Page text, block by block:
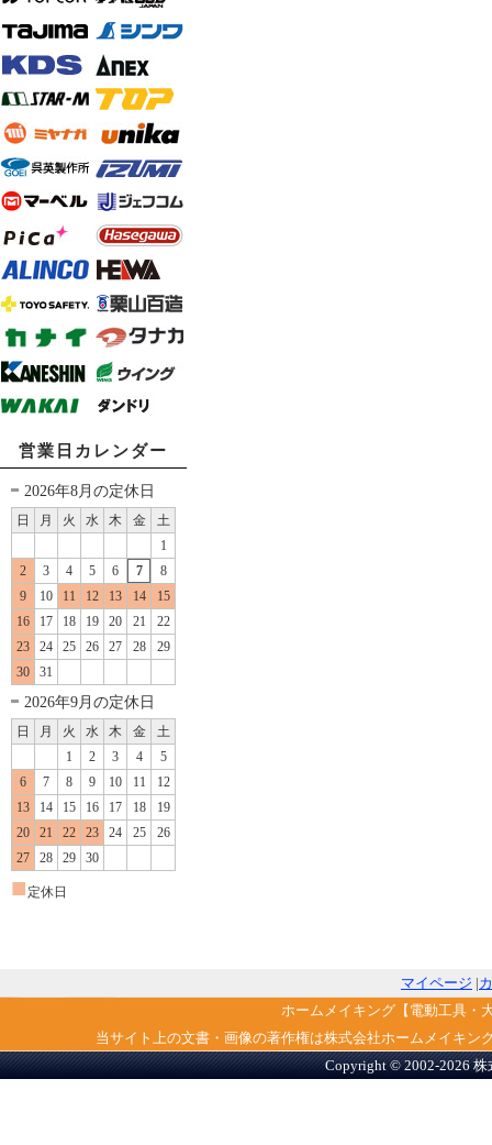
営業日カレンダー
2026年8月の定休日
日 月 火 水 木 金
土
1
2
3 4 5 6 7
8
9
10 11 12 13 14
15
16
17 18 19 20 21
22
23
24 25 26 27 28
29
30
31
2026年9月の定休日
日 月 火 水 木 金
土
1
2 3 4
5
6
7 8 9 10 11
12
13
14 15 16 17 18
19
20
21 22 23 24 25
26
27
28 29 30
■ 定休日
マイページ |
ホームメイキング【電動工具・
当サイト上の文書・画像の著作権は株式会社ホームメイキ
Copyright © 2002-2026